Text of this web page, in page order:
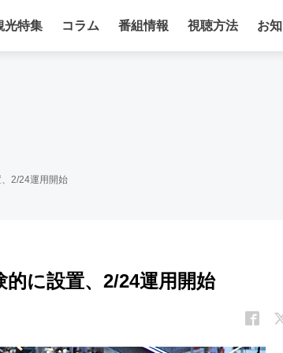
光特集 コラム 番組情報 視聴方法 お
2/24運用開始
に設置、2/24運用開始